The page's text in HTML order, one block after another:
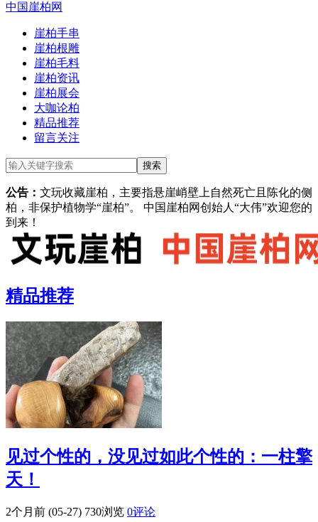
中国崖柏网
崖柏手串
崖柏根雕
崖柏毛料
崖柏资讯
崖柏展会
大咖论柏
精品推荐
留言关注
公告： 文玩收藏崖柏，主要指悬崖峭壁上自然死亡且陈化的侧
柏，非保护植物学“崖柏”。 中国崖柏网创始人“大伟”欢迎您的
到来！
精品推荐
见过个性的，没见过如此个性的：一柱擎
天！
2个月前 (05-27) 730浏览 0评论